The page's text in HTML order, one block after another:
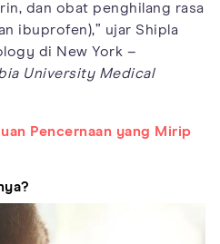
dan obat penghilang rasa
ibuprofen),” ujar Shipla
di New York –
University Medical
Pencernaan yang Mirip